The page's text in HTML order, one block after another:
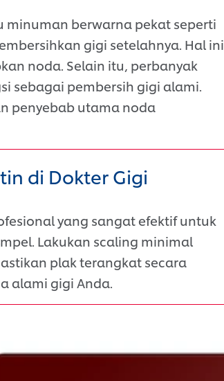
minuman berwarna pekat seperti
gigi setelahnya. Hal ini
noda. Selain itu, perbanyak
sebagai pembersih gigi alami.
penyebab utama noda
di Dokter Gigi
yang sangat efektif untuk
Lakukan scaling minimal
plak terangkat secara
alami gigi Anda.